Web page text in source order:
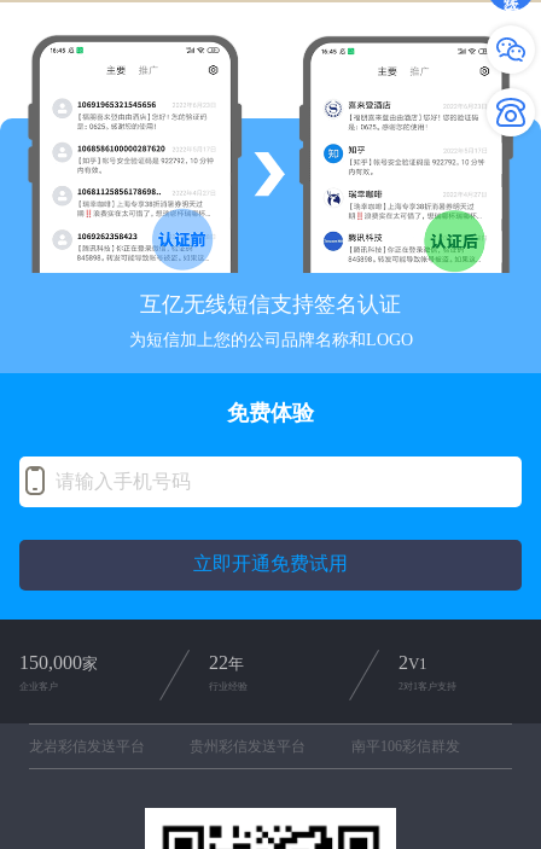
互亿无线短信支持签名认证
为短信加上您的公司品牌名称和LOGO
免费体验
立即开通免费试用
150,000家
企业客户
22年
行业经验
2V1
2对1客户支持
龙岩彩信发送平台 贵州彩信发送平台 南平106彩信群发